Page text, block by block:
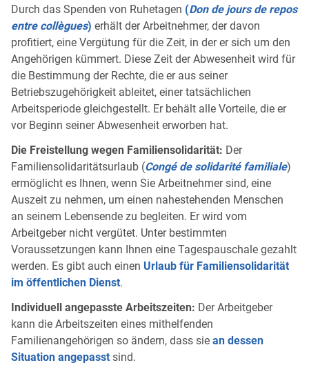
Durch das Spenden von Ruhetagen (Don de jours de repos
entre collègues) erhält der Arbeitnehmer, der davon
profitiert, eine Vergütung für die Zeit, in der er sich um den
Angehörigen kümmert. Diese Zeit der Abwesenheit wird für
die Bestimmung der Rechte, die er aus seiner
Betriebszugehörigkeit ableitet, einer tatsächlichen
Arbeitsperiode gleichgestellt. Er behält alle Vorteile, die er
vor Beginn seiner Abwesenheit erworben hat.
Die Freistellung wegen Familiensolidarität: Der
Familiensolidaritätsurlaub (Congé de solidarité familiale)
ermöglicht es Ihnen, wenn Sie Arbeitnehmer sind, eine
Auszeit zu nehmen, um einen nahestehenden Menschen
an seinem Lebensende zu begleiten. Er wird vom
Arbeitgeber nicht vergütet. Unter bestimmten
Voraussetzungen kann Ihnen eine Tagespauschale gezahlt
werden. Es gibt auch einen Urlaub für Familiensolidarität
im öffentlichen Dienst.
Individuell angepasste Arbeitszeiten: Der Arbeitgeber
kann die Arbeitszeiten eines mithelfenden
Familienangehörigen so ändern, dass sie an dessen
Situation angepasst sind.